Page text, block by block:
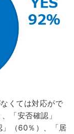
くては対応がで
「安否確認」
」（60％）、「居